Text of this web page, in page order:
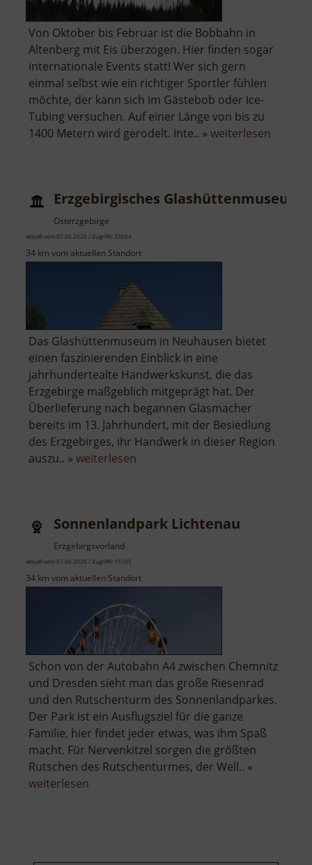
Von Oktober bis Februar ist die Bobbahn in
Altenberg mit Eis überzogen. Hier finden sogar
internationale Events statt! Wer sich gern
einmal selbst wie ein richtiger Sportler fühlen
möchte, der kann sich im Gästebob oder Ice-
Tubing versuchen. Auf einer Länge von bis zu
1400 Metern wird gerodelt. Inte.. » weiterlesen
Erzgebirgisches Glashüttenmuseum
Osterzgebirge
aktuell vom 07.06.2026 / Zugriffe: 33684
34 km vom aktuellen Standort
Das Glashüttenmuseum in Neuhausen bietet
einen faszinierenden Einblick in eine
jahrhundertealte Handwerkskunst, die das
Erzgebirge maßgeblich mitgeprägt hat. Der
Überlieferung nach begannen Glasmacher
bereits im 13. Jahrhundert, mit der Besiedlung
des Erzgebirges, ihr Handwerk in dieser Region
auszu.. » weiterlesen
Sonnenlandpark Lichtenau
Erzgebirgsvorland
aktuell vom 07.06.2026 / Zugriffe: 15195
34 km vom aktuellen Standort
Schon von der Autobahn A4 zwischen Chemnitz
und Dresden sieht man das große Riesenrad
und den Rutschenturm des Sonnenlandparkes.
Der Park ist ein Ausflugsziel für die ganze
Familie, hier findet jeder etwas, was ihm Spaß
macht. Für Nervenkitzel sorgen die größten
Rutschen des Rutschenturmes, der Well.. »
weiterlesen